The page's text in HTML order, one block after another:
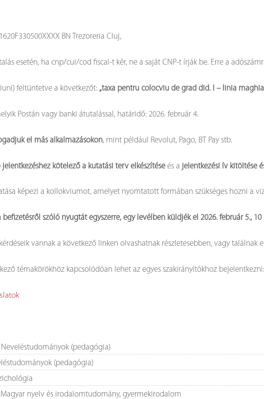
BN Trezoreria Cluj,
esetén, ha cnp/cui/cod fiscal-t kér, ne a saját CNP-t írják be. Erre a
feltüntetve a következőt: „taxa pentru colocviu de grad did. I – linia
Postán vagy banki átutalással, határidő: 2026. február 4.
el más alkalmazásokon, mint például Revolut, Pago, BT Pay stb.
kötelező a kutatási terv elkészítése és a jelentkezési ív kitöltése
képezi a kollokviumot, amelyet nyomtatott formában szükséges hozni a
befizetésről szóló nyugtát egyszerre, egy levélben küldjék el 2026. február 5.,
vannak a következő linken olvashatnak részletesebben, vagy találnak
témakörökhöz kapcsolódóan lehet az egyes szakirányítókhoz bejelentkezni:
Neveléstudományok (pedagógia)
(pedagógia)
Magyar nyelv és irodalomtudomány, gyermekirodalom